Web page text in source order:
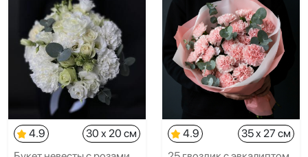
4.9
30 x 20 см
4.9
35 x 27 см